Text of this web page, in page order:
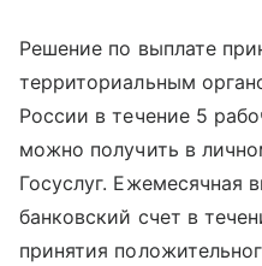
Решение по выплате
территориальным
России в течение 5
можно получить в
Госуслуг. Ежемесячная
банковский счет в
принятия